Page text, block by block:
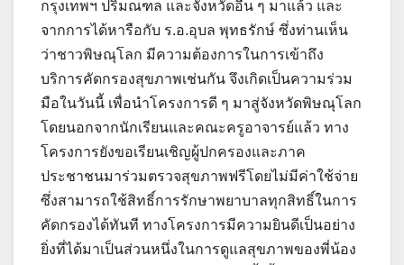
กรุงเทพฯ ปริมณฑล และจังหวัดอื่น ๆ มาแล้ว และ
จากการได้หารือกับ ร.อ.อุบล พุทธรักษ์ ซึ่งท่านเห็น
ว่าชาวพิษณุโลก มีความต้องการในการเข้าถึง
บริการคัดกรองสุขภาพเช่นกัน จึงเกิดเป็นความร่วม
มือในวันนี้ เพื่อนำโครงการดี ๆ มาสู่จังหวัดพิษณุโลก
โดยนอกจากนักเรียนและคณะครูอาจารย์แล้ว ทาง
โครงการยังขอเรียนเชิญผู้ปกครองและภาค
ประชาชนมาร่วมตรวจสุขภาพฟรีโดยไม่มีค่าใช้จ่าย
ซึ่งสามารถใช้สิทธิ์การรักษาพยาบาลทุกสิทธิ์ในการ
คัดกรองได้ทันที ทางโครงการมีความยินดีเป็นอย่าง
ยิ่งที่ได้มาเป็นส่วนหนึ่งในการดูแลสุขภาพของพี่น้อง